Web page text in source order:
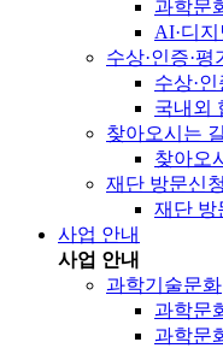
과학문
AI·디
수상·인증·
수상·
국내외
찾아오시는 길
찾아오
재단 방문신청
재단 방
사업 안내
사업 안내
과학기술문화
과학문
과학문